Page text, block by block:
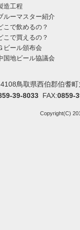
造工程
ルーマスター紹介
こで飲めるの？
こで買えるの？
ビール頒布会
国地ビール協議会
鳥取県西伯郡伯耆
39-8033 FAX:0859-
Copyright(C)